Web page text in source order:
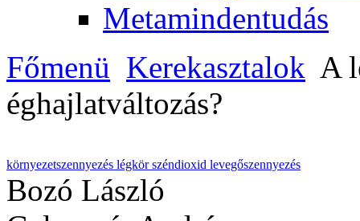
Metamindentudás
Főmenü Kerekasztalok A
éghajlatváltozás?
környezetszennyezés légkörszéndioxid levegőszennyezés
Bozó László